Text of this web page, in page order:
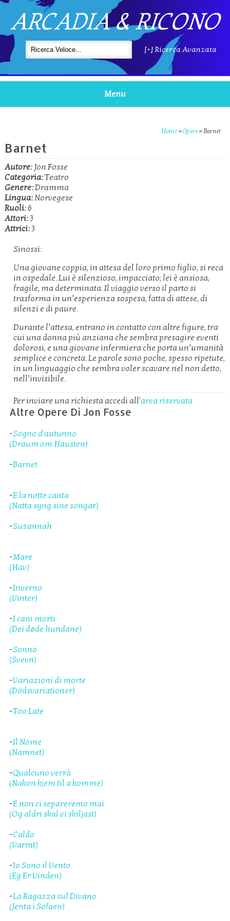
ARCADIA & RICONO
[+] Ricerca Avanzata
Menu
Home »Opere »Barnet
Barnet
Autore:Jon Fosse
Categoria:Teatro
Genere:Dramma
Lingua:Norvegese
Ruoli:6
Attori:3
Attrici:3
Sinossi:
Una giovane coppia, in attesa del loro primo figlio, si reca
in ospedale. Lui è silenzioso, impacciato; lei è ansiosa,
fragile, ma determinata. Il viaggio verso il parto si
trasforma in un’esperienza sospesa, fatta di attese, di
silenzi e di paure.
Durante l’attesa, entrano in contatto con altre figure, tra
cui una donna più anziana che sembra presagire eventi
dolorosi, e una giovane infermiera che porta un’umanità
semplice e concreta. Le parole sono poche, spesso ripetute,
in un linguaggio che sembra voler scavare nel non detto,
nell’invisibile.
Per inviare una richiesta accedi all'area riservata
Altre Opere Di Jon Fosse
-Sogno d'autunno
(Draum om Hausten)
-Barnet
-E la notte canta
(Natta syng sine songar)
-Suzannah
-Mare
(Hav)
-Inverno
(Vinter)
-I cani morti
(Dei døde hundane)
-Sonno
(Svevn)
-Variazioni di morte
(Dödsvariationer)
-Too Late
-Il Nome
(Namnet)
-Qualcuno verrà
(Nakon kjem til a komme)
-E non ci separeremo mai
(Og aldri skal vi skiljast)
-Caldo
(Varmt)
-Io Sono il Vento
(Eg Er Vinden)
-La Ragazza sul Divano
(Jenta i Sofaen)